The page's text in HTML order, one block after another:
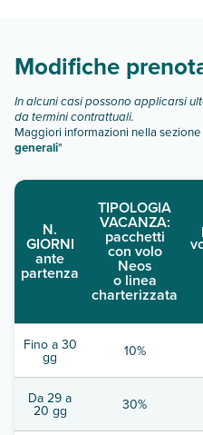
Scopri tutti i dettagli nel
Modifiche
In alcuni casi possono applicarsi
da termini contrattuali.
Maggiori informazioni nella sezione
generali"
N.
GIORNI
ante
partenza
TIPOLOGIA
VACANZA:
pacchetti
con volo
Neos
o linea
charterizzata
Fino a 30
gg 10%
Da 29 a
20 gg 30%